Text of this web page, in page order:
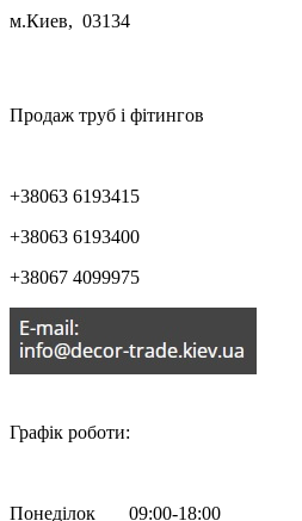
м.Киев, 03134
Продаж труб і фітингов
+38063 6193415
+38063 6193400
+38067 4099975
Графік роботи:
Понеділок 09:00-18:00